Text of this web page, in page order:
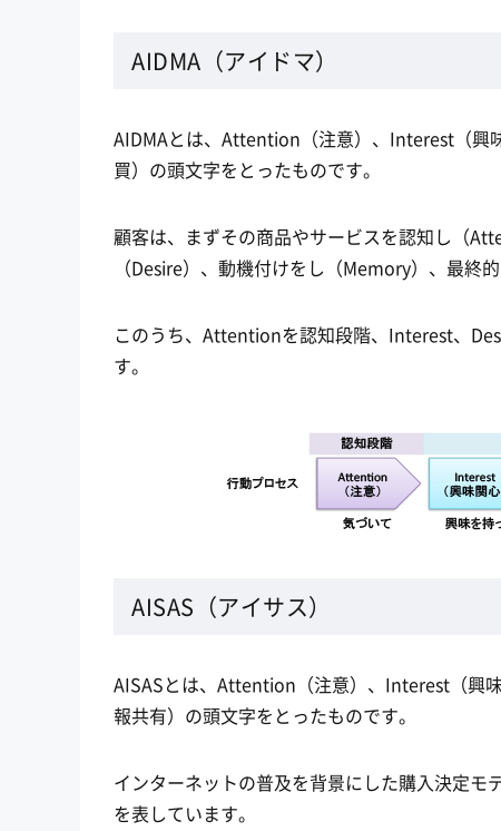
AIDMA（アイドマ）
AIDMAとは、Attention（注意）、Interest（興
買）の頭文字をとったものです。
顧客は、まずその商品やサービスを認知し（
（Desire）、動機付けをし（Memory）、最終
このうち、Attentionを認知段階、Interest、
す。
AISAS（アイサス）
AISASとは、Attention（注意）、Interest（興
報共有）の頭文字をとったものです。
インターネットの普及を背景にした購入決定モ
を表しています。